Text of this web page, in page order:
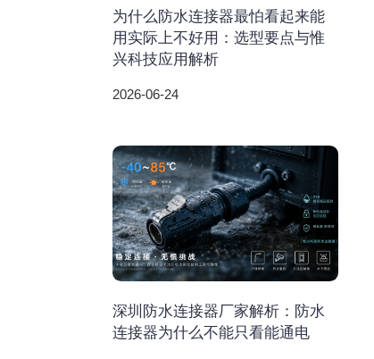
为什么防水连接器最怕看起来能
用实际上不好用：选型要点与惟
兴科技应用解析
2026-06-24
深圳防水连接器厂家解析：防水
连接器为什么不能只看能通电